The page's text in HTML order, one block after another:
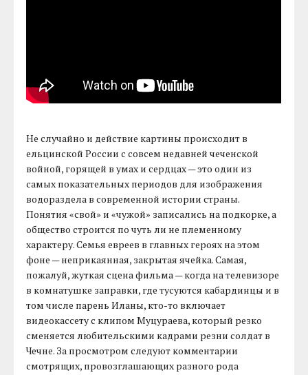
Не случайно и действие картины происходит в
ельцинской России с совсем недавней чеченской
войной, горящей в умах и сердцах — это один из
самых показательных периодов для изображения
водораздела в современной истории страны.
Понятия «свой» и «чужой» записались на подкорке, а
общество строится по чуть ли не племенному
характеру. Семья евреев в главных героях на этом
фоне — неприкаянная, закрытая ячейка. Самая,
пожалуй, жуткая сцена фильма — когда на телевизоре
в комнатушке заправки, где тусуются кабардинцы и в
том числе парень Иланы, кто-то включает
видеокассету с клипом Муцураева, который резко
сменяется любительскими кадрами резни солдат в
Чечне. За просмотром следуют комментарии
смотрящих, провозглашающих разного рода